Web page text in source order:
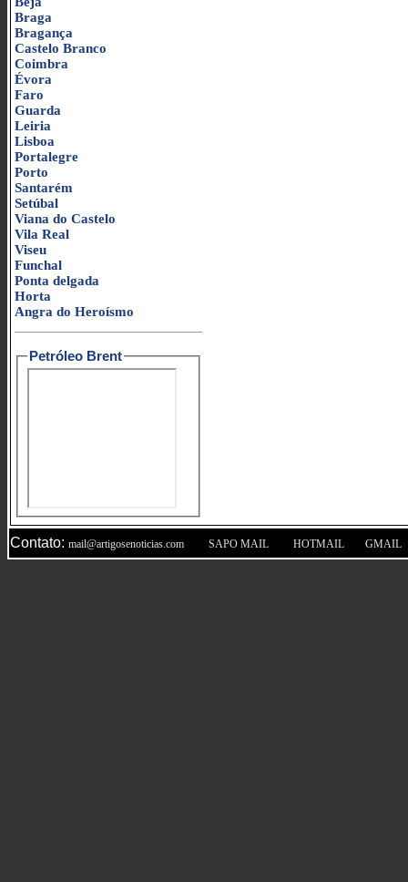
Braga
Bragança
Castelo Branco
Coimbra
Évora
Faro
Guarda
Leiria
Lisboa
Portalegre
Porto
Santarém
Setúbal
Viana do Castelo
Vila Real
Viseu
Funchal
Ponta delgada
Horta
Angra do Heroísmo
Petróleo Brent
Contato: mail@artigosenoticias.com SAPO MAIL HOTMAIL GMAIL